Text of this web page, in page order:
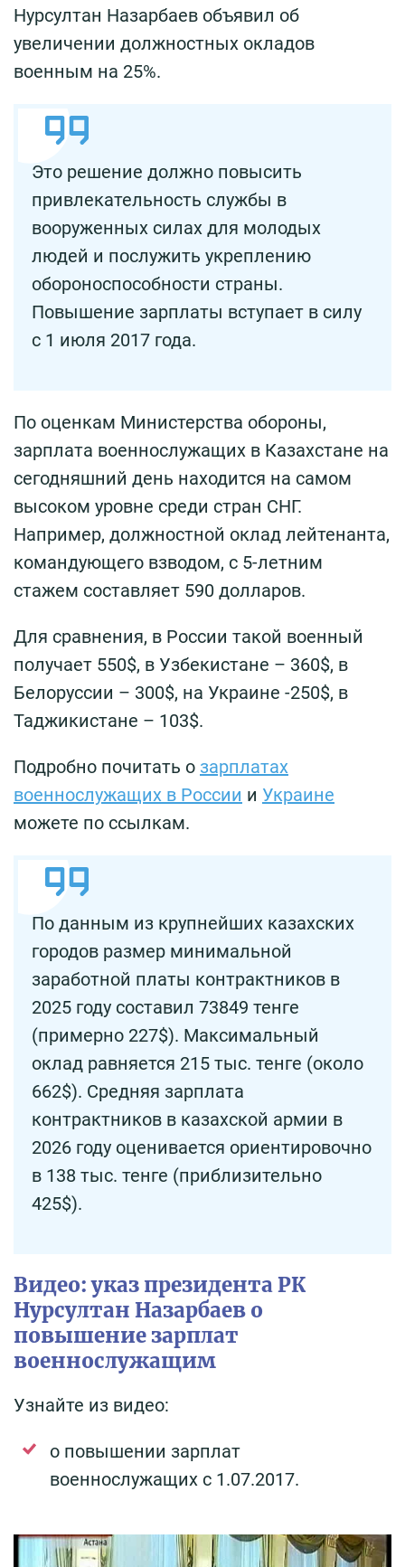
Нурсултан Назарбаев объявил об
увеличении должностных окладов
военным на 25%.
Это решение должно повысить
привлекательность службы в
вооруженных силах для молодых
людей и послужить укреплению
обороноспособности страны.
Повышение зарплаты вступает в силу
с 1 июля 2017 года.
По оценкам Министерства обороны,
зарплата военнослужащих в Казахстане на
сегодняшний день находится на самом
высоком уровне среди стран СНГ.
Например, должностной оклад лейтенанта,
командующего взводом, с 5-летним
стажем составляет 590 долларов.
Для сравнения, в России такой военный
получает 550$, в Узбекистане – 360$, в
Белоруссии – 300$, на Украине -250$, в
Таджикистане – 103$.
Подробно почитать о зарплатах
военнослужащих в России и Украине
можете по ссылкам.
По данным из крупнейших казахских
городов размер минимальной
заработной платы контрактников в
2025 году составил 73849 тенге
(примерно 227$). Максимальный
оклад равняется 215 тыс. тенге (около
662$). Средняя зарплата
контрактников в казахской армии в
2026 году оценивается ориентировочно
в 138 тыс. тенге (приблизительно
425$).
Видео: указ президента РК
Нурсултан Назарбаев о
повышение зарплат
военнослужащим
Узнайте из видео:
о повышении зарплат
военнослужащих с 1.07.2017.